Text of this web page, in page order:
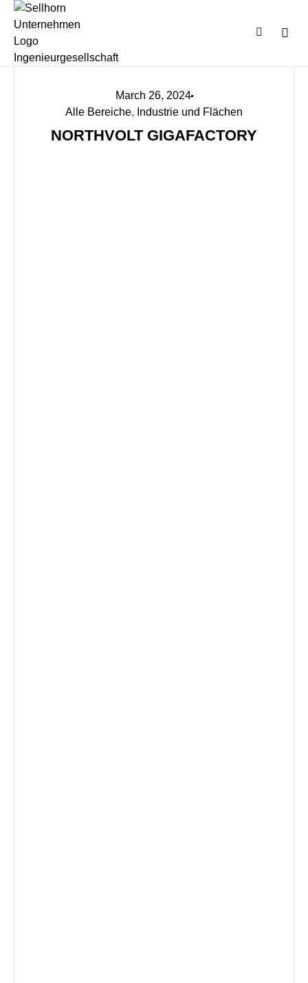
March 26, 2024
Alle Bereiche, Industrie und Flächen
NORTHVOLT GIGAFACTORY